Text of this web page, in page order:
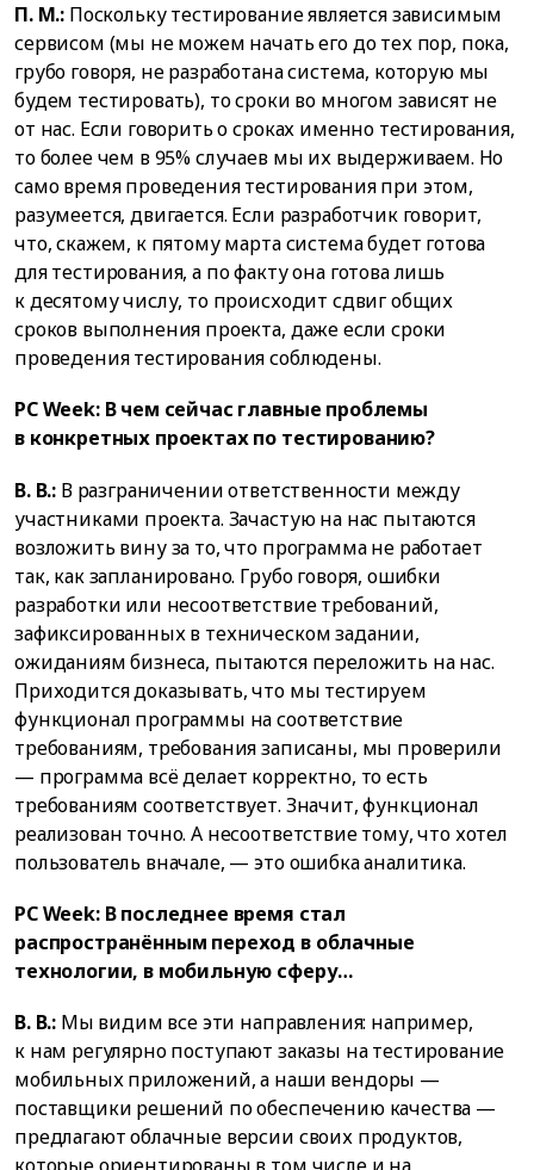
П. М.: Поскольку тестирование является зависимым
сервисом (мы не можем начать его до тех пор, пока,
грубо говоря, не разработана система, которую мы
будем тестировать), то сроки во многом зависят не
от нас. Если говорить о сроках именно тестирования,
то более чем в 95% случаев мы их выдерживаем. Но
само время проведения тестирования при этом,
разумеется, двигается. Если разработчик говорит,
что, скажем, к пятому марта система будет готова
для тестирования, а по факту она готова лишь
к десятому числу, то происходит сдвиг общих
сроков выполнения проекта, даже если сроки
проведения тестирования соблюдены.
PC Week: В чем сейчас главные проблемы
в конкретных проектах по тестированию?
В. В.: В разграничении ответственности между
участниками проекта. Зачастую на нас пытаются
возложить вину за то, что программа не работает
так, как запланировано. Грубо говоря, ошибки
разработки или несоответствие требований,
зафиксированных в техническом задании,
ожиданиям бизнеса, пытаются переложить на нас.
Приходится доказывать, что мы тестируем
функционал программы на соответствие
требованиям, требования записаны, мы проверили
— программа всё делает корректно, то есть
требованиям соответствует. Значит, функционал
реализован точно. А несоответствие тому, что хотел
пользователь вначале, — это ошибка аналитика.
PC Week: В последнее время стал
распространённым переход в облачные
технологии, в мобильную сферу…
В. В.: Мы видим все эти направления: например,
к нам регулярно поступают заказы на тестирование
мобильных приложений, а наши вендоры —
поставщики решений по обеспечению качества —
предлагают облачные версии своих продуктов,